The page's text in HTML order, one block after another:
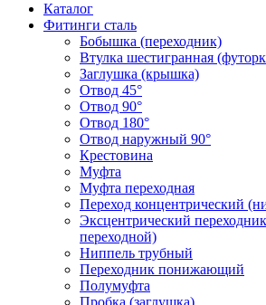
Каталог
Фитинги сталь
Бобышка (переходник)
Втулка шестигранная
Заглушка (крышка)
Отвод 45°
Отвод 90°
Отвод 180°
Отвод наружный 90°
Крестовина
Муфта
Муфта переходная
Переход концентрический
Эксцентрический
переходной)
Ниппель трубный
Переходник понижающий
Полумуфта
Пробка (заглушка)